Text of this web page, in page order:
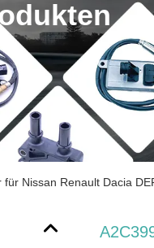
Nissan Renault Dacia